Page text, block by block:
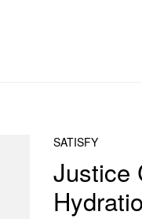
SATISFY
Justice